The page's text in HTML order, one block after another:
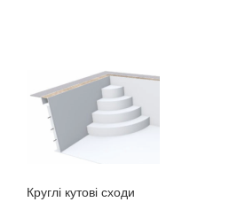
Круглі кутові сходи